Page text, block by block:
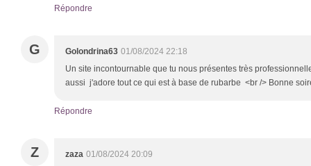
Répondre
G Golondrina63 01/08/2024 22:18
Un site incontournable que tu nous présentes très
aussi j'adore tout ce qui est à base de rubarbe <br /> Bonne
Répondre
Z zaza 01/08/2024 20:09